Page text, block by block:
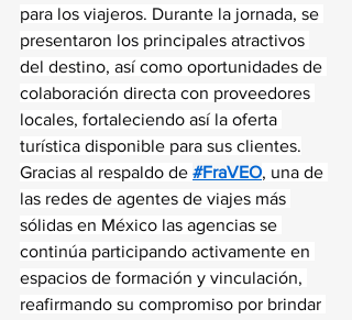
para los viajeros. Durante la jornada, se
presentaron los principales atractivos
del destino, así como oportunidades de
colaboración directa con proveedores
locales, fortaleciendo así la oferta
turística disponible para sus clientes.
Gracias al respaldo de #FraVEO, una de
las redes de agentes de viajes más
sólidas en México las agencias se
continúa participando activamente en
espacios de formación y vinculación,
reafirmando su compromiso por brindar